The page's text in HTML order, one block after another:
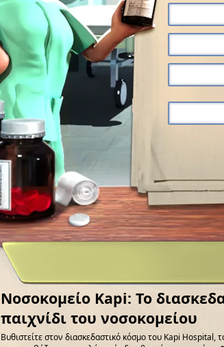
Νοσοκομείο Kapi: Το
παιχνίδι του νοσοκομείου
Βυθιστείτε στον διασκεδαστικό κόσμο του Kapi Hospital,